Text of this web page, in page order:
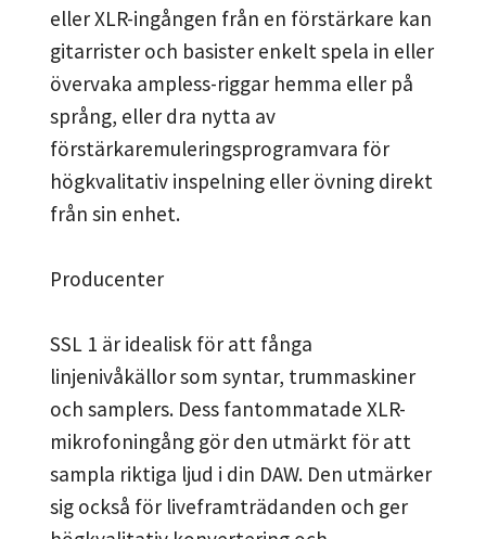
eller XLR-ingången från en förstärkare kan
gitarrister och basister enkelt spela in eller
övervaka ampless-riggar hemma eller på
språng, eller dra nytta av
förstärkaremuleringsprogramvara för
högkvalitativ inspelning eller övning direkt
från sin enhet.
Producenter
SSL 1 är idealisk för att fånga
linjenivåkällor som syntar, trummaskiner
och samplers. Dess fantommatade XLR-
mikrofoningång gör den utmärkt för att
sampla riktiga ljud i din DAW. Den utmärker
sig också för liveframträdanden och ger